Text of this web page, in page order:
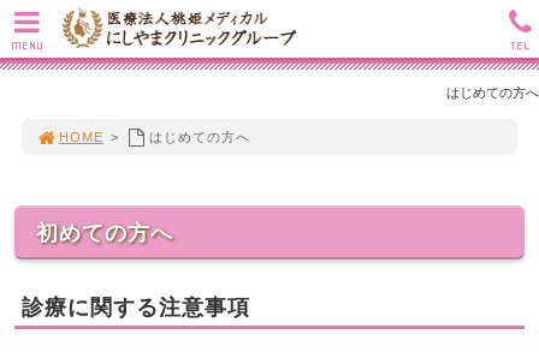
はじめての方へ
HOME > はじめての方へ
初めての方へ
診療に関する注意事項
MENU TEL